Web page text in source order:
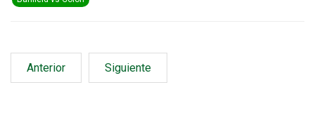
Anterior Siguiente